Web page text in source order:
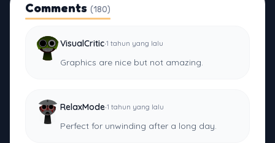
Comments (180)
VisualCritic·1 tahun yang lalu
Graphics are nice but not amazing.
RelaxMode·1 tahun yang lalu
Perfect for unwinding after a long day.